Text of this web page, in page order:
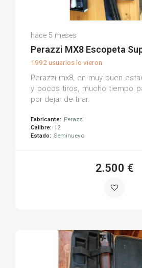
hace 5 meses
Perazzi MX8 Escopeta
1992 usuarios lo vieron
Perazzi mx8, en muy buen
y pocos tiros, mucho tiempo
por dejar de tirar.
Fabricante: Perazzi
Calibre: 12
Estado: Seminuevo
2.500 €